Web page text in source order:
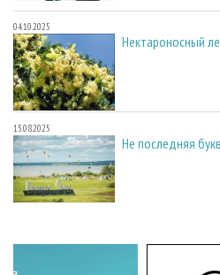
04.10.2025
Нектароносный
15.08.2025
Не последняя